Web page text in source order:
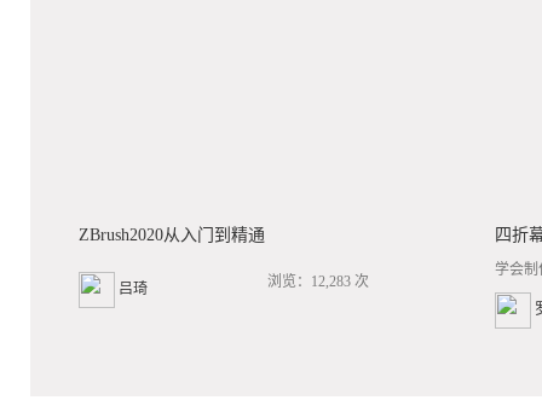
ZBrush2020从入门到精通
吕琦 浏览：12,283 次
四折
学会制